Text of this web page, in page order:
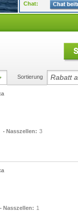
Chat:
Rabatt
Sortierung
Nasszellen: 3
Nasszellen: 1